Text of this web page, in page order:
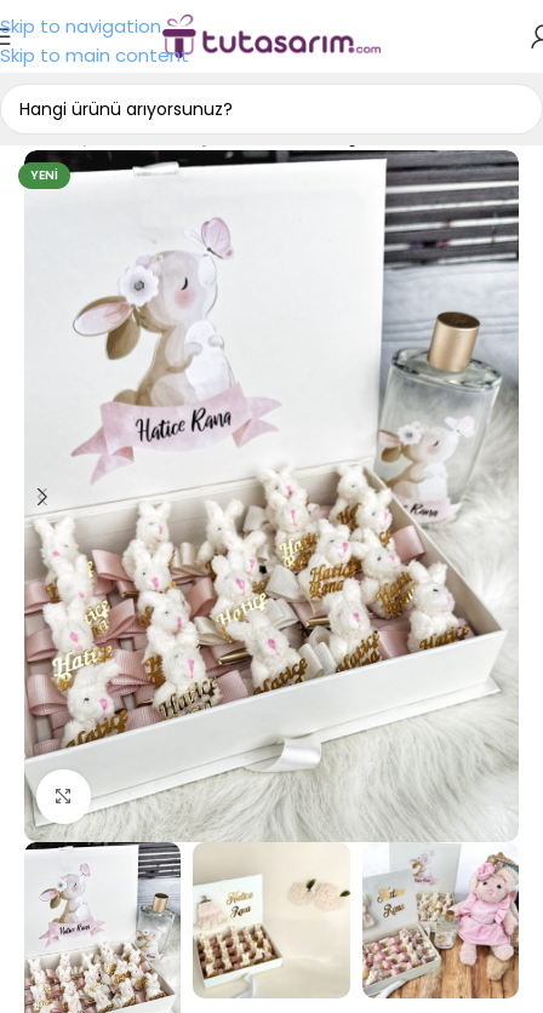
Skip to navigation
Skip to main content
Ana Sayfa Tasarım Çikolata Bebek Çikolatası
YENI
Click to enlarge